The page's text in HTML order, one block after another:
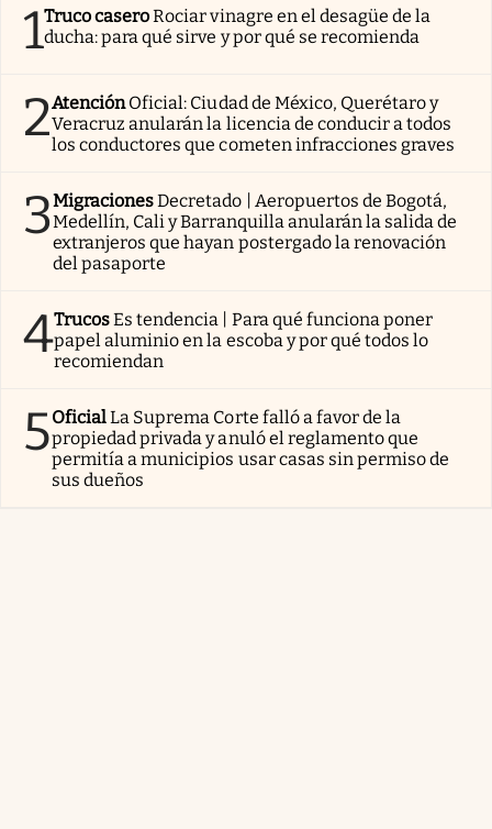
1Truco caseroRociar vinagre en el desagüe de la
ducha: para qué sirve y por qué se recomienda
2AtenciónOficial: Ciudad de México, Querétaro y
Veracruz anularán la licencia de conducir a todos
los conductores que cometen infracciones graves
3MigracionesDecretado | Aeropuertos de Bogotá,
Medellín, Cali y Barranquilla anularán la salida de
extranjeros que hayan postergado la renovación
del pasaporte
4TrucosEs tendencia | Para qué funciona poner
papel aluminio en la escoba y por qué todos lo
recomiendan
5OficialLa Suprema Corte falló a favor de la
propiedad privada y anuló el reglamento que
permitía a municipios usar casas sin permiso de
sus dueños